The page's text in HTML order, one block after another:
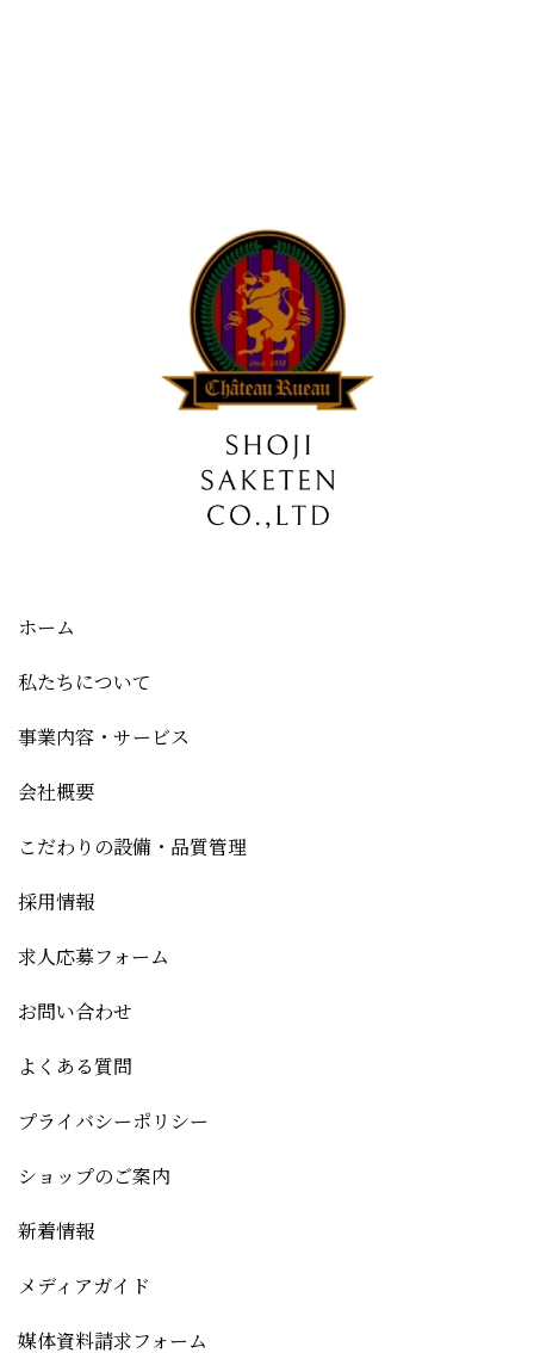
ホーム
私たちについて
事業内容・サービス
会社概要
こだわりの設備・品質管理
採用情報
求人応募フォーム
お問い合わせ
よくある質問
プライバシーポリシー
ショップのご案内
新着情報
メディアガイド
媒体資料請求フォーム